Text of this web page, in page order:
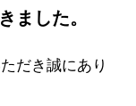
ました。
だき誠にあり